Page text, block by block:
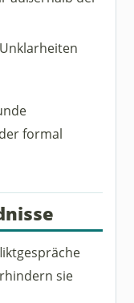
formal
sie